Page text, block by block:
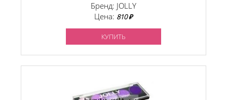
Бренд: JOLLY
Цена: 810 ₽
КУПИТЬ